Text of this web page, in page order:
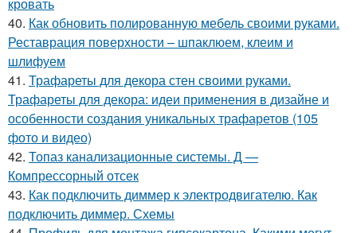
40. Как обновить полированную мебель своими руками.
Реставрация поверхности – шпаклюем, клеим и
шлифуем
41. Трафареты для декора стен своими руками.
Трафареты для декора: идеи применения в дизайне и
особенности создания уникальных трафаретов (105
фото и видео)
42. Топаз канализационные системы. Д —
Компрессорный отсек
43. Как подключить диммер к электродвигателю. Как
подключить диммер. Схемы